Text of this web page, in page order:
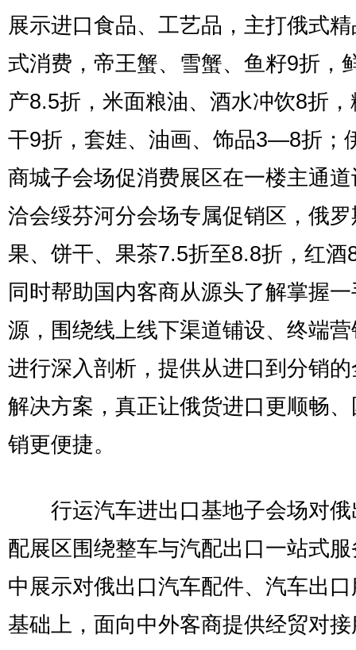
展示进口食品、工艺品，主打俄式
式消费，帝王蟹、雪蟹、鱼籽9折，
产8.5折，米面粮油、酒水冲饮8折
干9折，套娃、油画、饰品3—8折；
商城子会场促消费展区在一楼主通
洽会绥芬河分会场专属促销区，俄
果、饼干、果茶7.5折至8.8折，红酒
同时帮助国内客商从源头了解掌握
源，围绕线上线下渠道铺设、终端
进行深入剖析，提供从进口到分销
解决方案，真正让俄货进口更顺畅
销更便捷。
行运汽车进出口基地子会场对俄
配展区围绕整车与汽配出口一站式
中展示对俄出口汽车配件、汽车出
基础上，面向中外客商提供经贸对